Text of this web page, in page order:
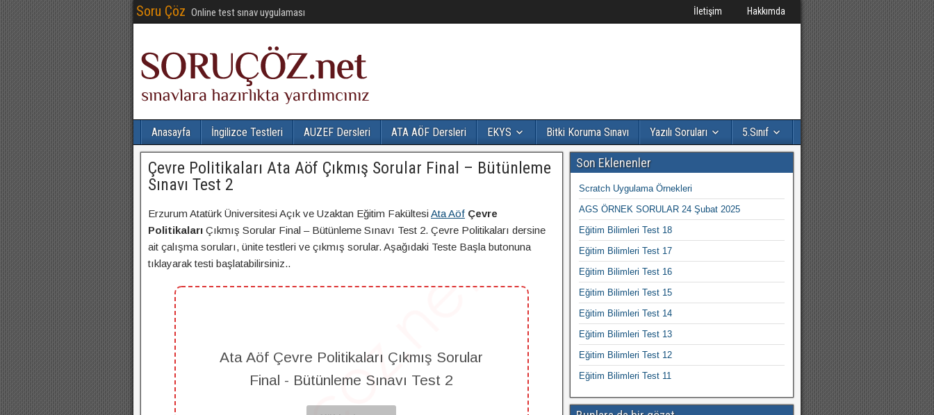
Soru Çöz Online test sınav uygulaması İletişim Hakkımda
Anasayfa İngilizce Testleri AUZEF Dersleri ATA AÖF Dersleri EKYS Bitki Koruma Sınavı Yazılı Soruları 5.Sınıf
Çevre Politikaları Ata Aöf Çıkmış Sorular Final – Bütünleme
Sınavı Test 2
Erzurum Atatürk Üniversitesi Açık ve Uzaktan Eğitim Fakültesi Ata Aöf Çevre
Politikaları Çıkmış Sorular Final – Bütünleme Sınavı Test 2. Çevre Politikaları dersine
ait çalışma soruları, ünite testleri ve çıkmış sorular. Aşağıdaki Teste Başla butonuna
tıklayarak testi başlatabilirsiniz..
Ata Aöf Çevre Politikaları Çıkmış Sorular
Final - Bütünleme Sınavı Test 2
Son Eklenenler
Scratch Uygulama Örnekleri
AGS ÖRNEK SORULAR 24 Şubat 2025
Eğitim Bilimleri Test 18
Eğitim Bilimleri Test 17
Eğitim Bilimleri Test 16
Eğitim Bilimleri Test 15
Eğitim Bilimleri Test 14
Eğitim Bilimleri Test 13
Eğitim Bilimleri Test 12
Eğitim Bilimleri Test 11